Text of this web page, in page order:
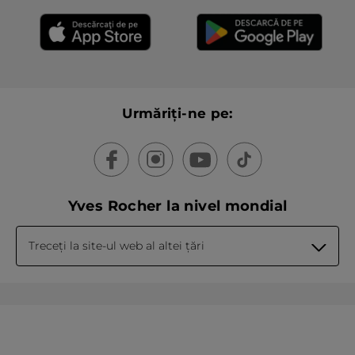
Urmăriți-ne pe:
Yves Rocher la nivel mondial
Treceți la site-ul web al altei țări